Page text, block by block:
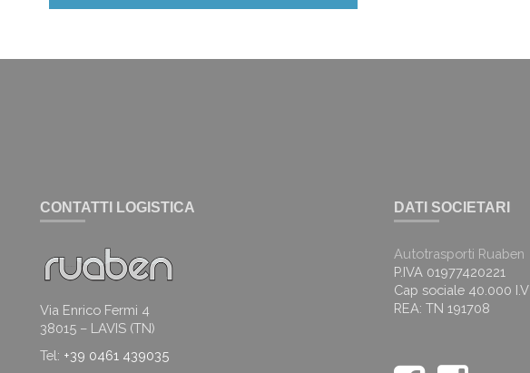
CONTATTI LOGISTICA
Via Enrico Fermi 4
38015 – LAVIS (TN)
Tel: +39 0461 439035
DATI SOCIETARI
Autotrasporti Ruaben
P.IVA 01977420221
Cap sociale 40.000 I.V
REA: TN 191708